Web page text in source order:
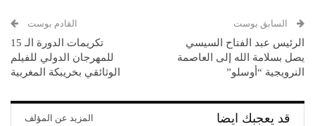
السابق بوست
الرئيس عبد الفتاح السيسي
يصل بسلامة الله إلى العاصمة
النرويجية “أوسلو”
القادم بوست
تكريمات الدورة الـ 15
للمهرجان الدولي للفيلم
الوثائقي بخريبكة المغربية
قد يعجبك ايضا المزيد عن المؤلف